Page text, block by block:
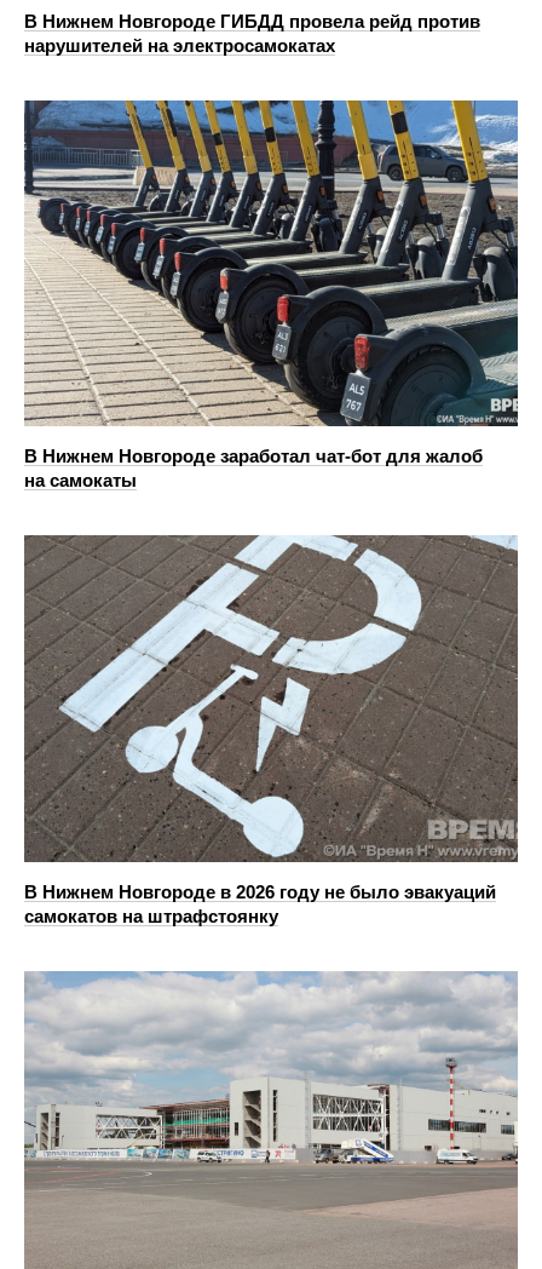
В Нижнем Новгороде ГИБДД провела рейд против
нарушителей на электросамокатах
В Нижнем Новгороде заработал чат-бот для жалоб
на самокаты
В Нижнем Новгороде в 2026 году не было эвакуаций
самокатов на штрафстоянку